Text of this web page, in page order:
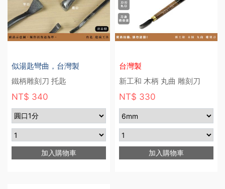
似湯匙彎曲，台灣製
鐵柄雕刻刀 托匙
NT$ 340
加入購物車
台灣製
新工和 木柄 丸曲 雕刻刀
NT$ 330
加入購物車